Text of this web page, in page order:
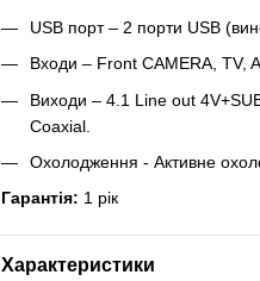
USB порт – 2 порти USB
Входи – Front CAMERA, TV,
Виходи – 4.1 Line out
Coaxial.
Охолодження - Активне
Гарантія: 1 рік
Характеристики